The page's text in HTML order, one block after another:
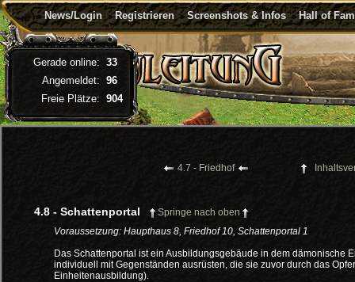
News/Login Registrieren Screenshots & Infos Hall of
4.7 - Friedhof
4.8 - Schattenportal
Springe nach oben
Voraussetzung: Haupthaus 8, Friedhof 10, Schattenportal 1
Das Schattenportal ist ein Ausbildungsgebäude in dem
individuell mit Gegenständen ausrüsten, die sie zuvor durch das
Einheitenausbildung).
Gerade online: 33
Angemeldet: 96
Freie Plätze: 904